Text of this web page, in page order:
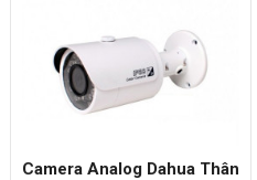
Camera Analog Dahua Thân